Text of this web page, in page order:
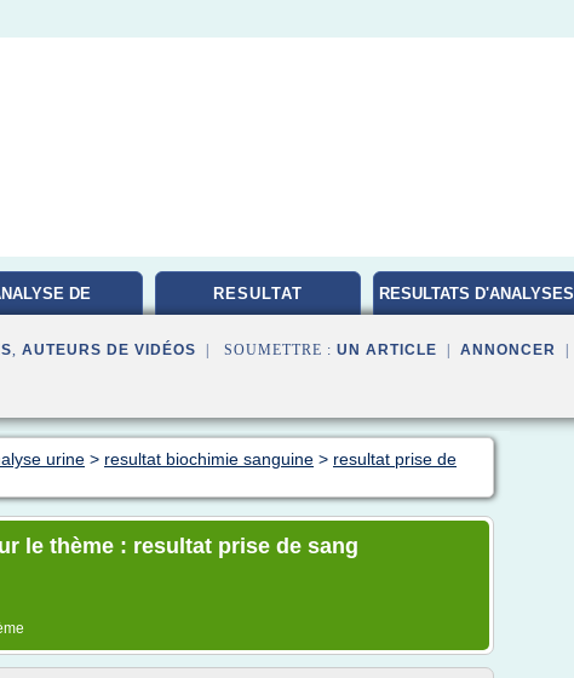
DE RESULTAT RESULTATS D'ANALYSES
, AUTEURS DE VIDÉOS | SOUMETTRE : UN ARTICLE ANNONCER
urine > resultat biochimie sanguine > resultat prise de
le thème : resultat prise de sang